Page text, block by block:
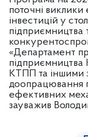
поточні виклики
інвестицій у
«Департамент
КТПП та іншими
доопрацювання
ефективних
зауважив